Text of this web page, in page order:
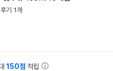
후기 1개
150점 적립